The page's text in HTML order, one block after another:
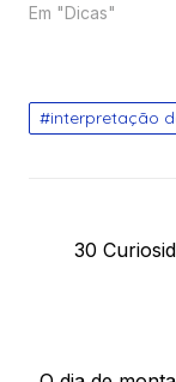
Em "Dicas"
interpretação
Previous
30